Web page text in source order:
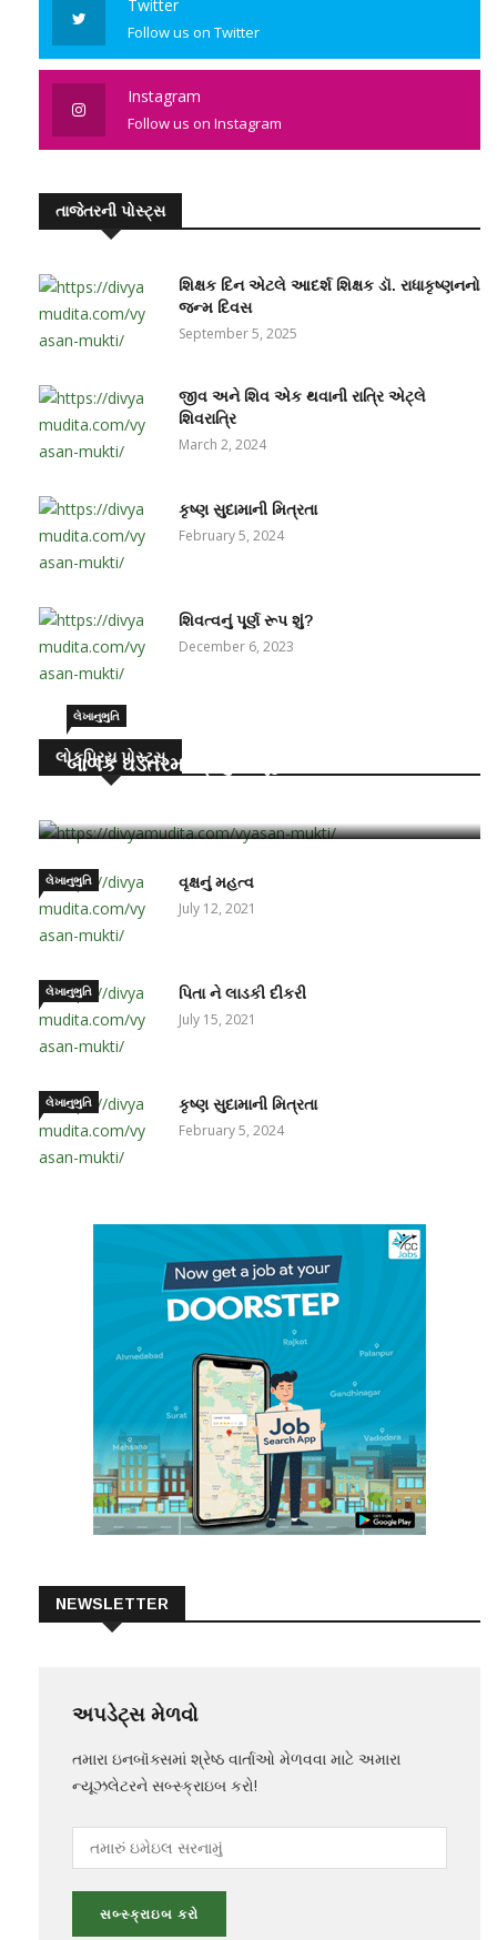
Twitter
Follow us on Twitter
Instagram
Follow us on Instagram
તાજેતરની પોસ્ટ્સ
શિક્ષક દિન એટલે આદર્શ શિક્ષક ડૉ. રાધાકૃષ્ણનનો
જન્મ દિવસ
September 5, 2025
જીવ અને શિવ એક થવાની રાત્રિ એટ્લે
શિવરાત્રિ
March 2, 2024
કૃષ્ણ સુદામાની મિત્રતા
February 5, 2024
શિવત્વનું પૂર્ણ રૂપ શું?
December 6, 2023
લોકપ્રિય પોસ્ટ્સ
લેખાનુભુતિ
બાળક ઘડતરમાં પ્રમુખ ભૂમિકા – માતા-પિતાની
લેખાનુભુતિ વૃક્ષનું મહત્વ
July 12, 2021
લેખાનુભુતિ પિતા ને લાડકી દીકરી
July 15, 2021
લેખાનુભુતિ કૃષ્ણ સુદામાની મિત્રતા
February 5, 2024
NEWSLETTER
અપડેટ્સ મેળવો
તમારા ઇનબૉક્સમાં શ્રેષ્ઠ વાર્તાઓ મેળવવા માટે અમારા
ન્યૂઝલેટરને સબ્સ્ક્રાઇબ કરો!